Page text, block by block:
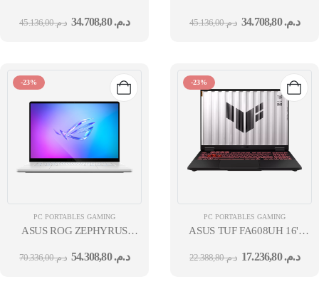
16''OLED 32G 1T SSD GC
د.م.45.136,00 د.م.34.708,80
X7 5070TI 12GB W11H
د.م.45.136,00 د.م.34.708,80
-23%
PC PORTABLES GAMING
ASUS ROG ZEPHYRUS
WQXGA ULTRA 9-285H
د.م.70.336,00 د.م.54.308,80
-23%
PC PORTABLES GAMING
ASUS TUF FA608UH 16''
SSD RTX 5050 8GB W11H
د.م.22.388,80 د.م.17.236,80